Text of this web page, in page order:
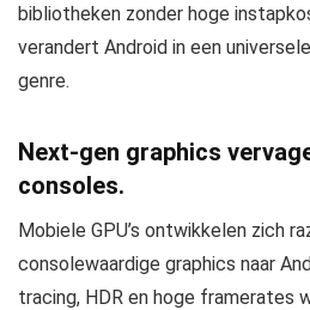
bibliotheken zonder hoge
verandert Android in een
genre.
Next-gen graphics
consoles.
Mobiele GPU’s ontwikkelen zich
consolewaardige graphics naar
tracing, HDR en hoge framerates